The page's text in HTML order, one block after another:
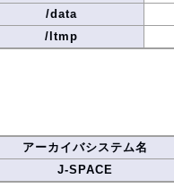
/data
/ltmp
アーカイバシステム名
J-SPACE